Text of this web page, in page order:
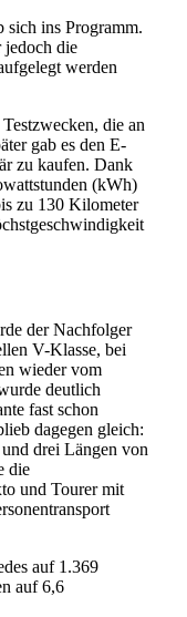
sich ins Programm.
jedoch die
werden
die an
gab es den E-
zu kaufen. Dank
(kWh)
zu 130 Kilometer
der Nachfolger
V-Klasse, bei
wieder vom
deutlich
fast schon
dagegen gleich:
drei Längen von
die
und Tourer mit
auf 1.369
auf 6,6